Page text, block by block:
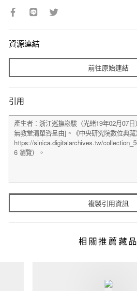
資源連結
前往原始連結
引用
複製引用資訊
相關推薦藏品